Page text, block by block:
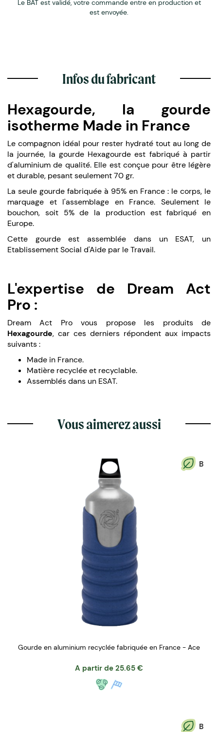
Le BAT est validé, votre commande entre en production et
est envoyée.
Infos du fabricant
Hexagourde, la gourde
isotherme Made in France
Le compagnon idéal pour rester hydraté tout au long de
la journée, la gourde Hexagourde est fabriqué à partir
d'aluminium de qualité. Elle est conçue pour être légère
et durable, pesant seulement 70 gr.
La seule gourde fabriquée à 95% en France : le corps, le
marquage et l'assemblage en France. Seulement le
bouchon, soit 5% de la production est fabriqué en
Europe.
Cette gourde est assemblée dans un ESAT, un
Etablissement Social d'Aide par le Travail.
L'expertise de Dream Act
Pro :
Dream Act Pro vous propose les produits de
Hexagourde, car ces derniers répondent aux impacts
suivants :
Made in France.
Matière recyclée et recyclable.
Assemblés dans un ESAT.
Vous aimerez aussi
B
Gourde en aluminium recyclée fabriquée en France - Ace
A partir de 25.65 €
B